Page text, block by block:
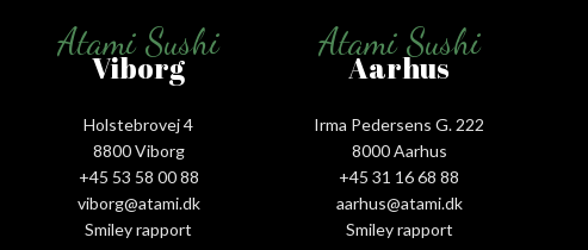
Atami Sushi
Viborg
Holstebrovej 4
8800 Viborg
+45 53 58 00 88
viborg@atami.dk
Smiley rapport
Atami Sushi
Aarhus
Irma Pedersens G. 222
8000 Aarhus
+45 31 16 68 88
aarhus@atami.dk
Smiley rapport